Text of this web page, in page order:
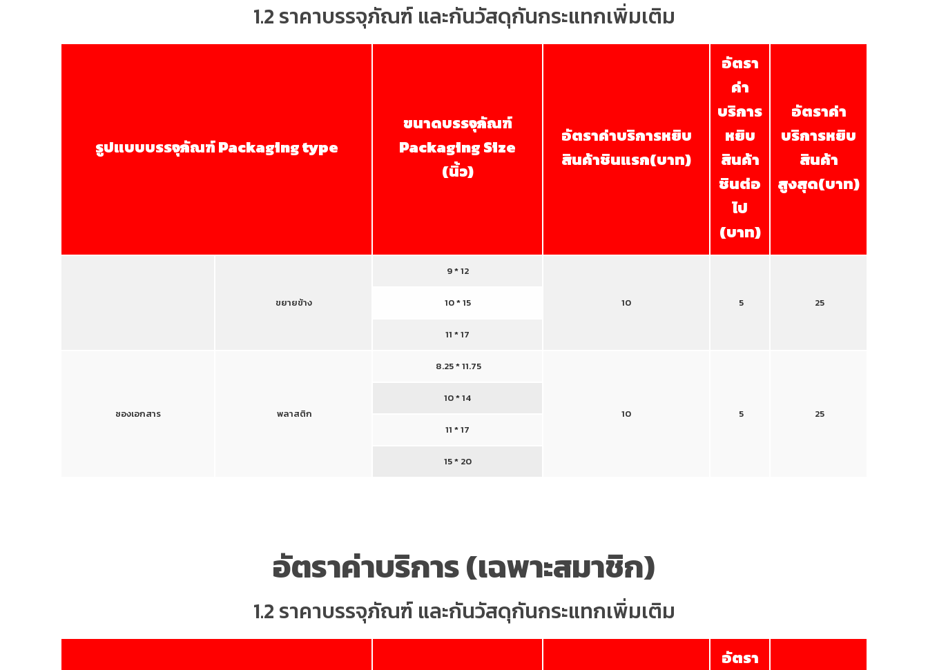
1.2 ราคาบรรจุภัณฑ์ และกันวัสดุกันกระแทกเพิ่มเติม
รูปแบบบรรจุภัณฑ์ Packaging type
ขนาดบรรจุภัณฑ์
Packaging Size
(นิ้ว)
อัตราค่าบริการหยิบ
สินค้าชินแรก(บาท)
อัตรา
ค่า
บริการ
หยิบ
สินค้า
ชินต่อ
ไป
(บาท)
อัตราค่า
บริการหยิบ
สินค้า
สูงสุด(บาท)
ขยายข้าง
9 * 12
10 5 25
10 * 15
11 * 17
ซองเอกสาร พลาสติก
8.25 * 11.75
10 5 25
10 * 14
11 * 17
15 * 20
อัตราค่าบริการ (เฉพาะสมาชิก)
1.2 ราคาบรรจุภัณฑ์ และกันวัสดุกันกระแทกเพิ่มเติม
อัตรา